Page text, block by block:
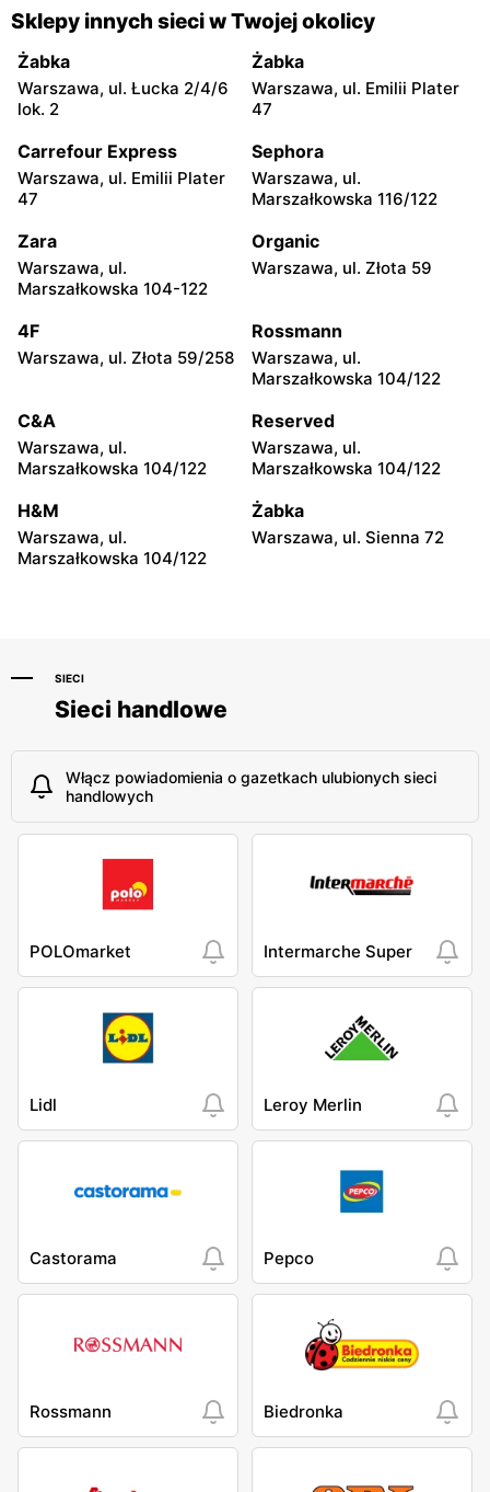
Gorzyce, ul. Szkolna 44 Grębów, ul. Wydrza 180
moje sklepy
Jadachy, ul. Jadachy 111
moje sklepy
Jeżowe, ul. Zalesie 77
Kazimierza Wielka, ul.
Kolejowa 15
Kamień, ul. Błonie 23
Górki, ul. Górki 71
Gumniska, ul. Gumniska
157C
Iwierzyce, ul. Iwierzyce
152A
Tczew, ul. Franciszka Żwirki
61
Hyżne, ul. Hyżne 100 Jarosław, ul. Pełkińska 147
moje sklepy moje sklepy
Sklepy innych sieci w Twojej okolicy
Żabka
Warszawa, ul. Łucka 2/4/6
lok. 2
Żabka
Warszawa, ul. Emilii Plater
47
Carrefour Express
Warszawa, ul. Emilii Plater
47
Sephora
Warszawa, ul.
Marszałkowska 116/122
Zara
Warszawa, ul.
Marszałkowska 104-122
Organic
Warszawa, ul. Złota 59
4F
Warszawa, ul. Złota 59/258
Rossmann
Warszawa, ul.
Marszałkowska 104/122
C&A
Warszawa, ul.
Marszałkowska 104/122
Reserved
Warszawa, ul.
Marszałkowska 104/122
H&M
Warszawa, ul.
Marszałkowska 104/122
Żabka
Warszawa, ul. Sienna 72
SIECI
Sieci handlowe
Włącz powiadomienia o gazetkach ulubionych sieci
handlowych
POLOmarket Intermarche Super
Lidl Leroy Merlin
Castorama Pepco
Rossmann Biedronka